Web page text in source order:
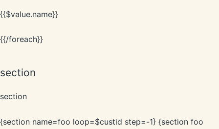
{{$value.name}}
{{/foreach}}
section
section
{section name=foo loop=$custid step=-1} {section foo